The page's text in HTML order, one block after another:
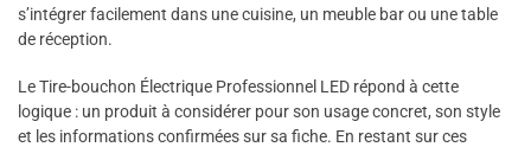
s’intégrer facilement dans une cuisine, un meuble bar ou une table
de réception.
Le Tire-bouchon Électrique Professionnel LED répond à cette
logique : un produit à considérer pour son usage concret, son style
et les informations confirmées sur sa fiche. En restant sur ces